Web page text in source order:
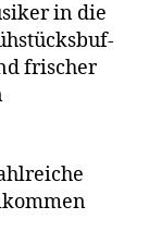
in die
fri­scher